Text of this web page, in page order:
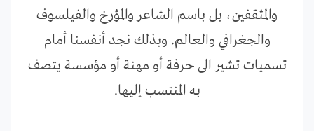
والمثقفين، بل باسم الشاعر والمؤرخ والفيلسوف
والجغرافي والعالم. وبذلك نجد أنفسنا أمام
تسميات تشير الى حرفة أو مهنة أو مؤسسة يتصف
به المنتسب إليها.